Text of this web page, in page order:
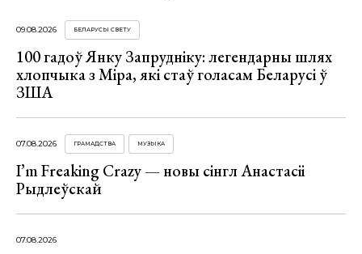
09.08.2026 БЕЛАРУСЫ СВЕТУ
100 гадоў Янку Запрудніку: легендарны шлях
хлопчыка з Міра, які стаў голасам Беларусі ў
ЗША
07.08.2026 ГРАМАДСТВА МУЗЫКА
I’m Freaking Crazy — новы сінгл Анастасіі
Рыдлеўскай
07.08.2026